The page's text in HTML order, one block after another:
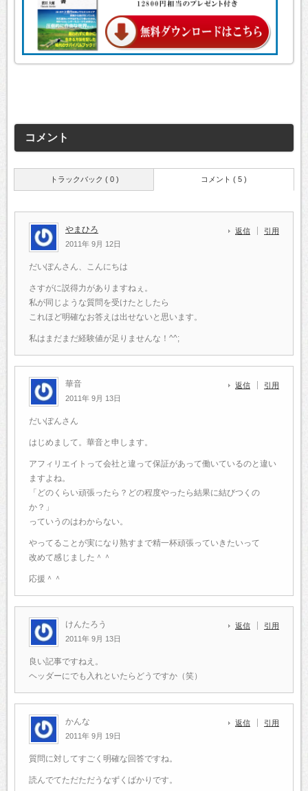
コメント
トラックバック ( 0 ) コメント ( 5 )
やまひろ
2011年 9月 12日
返信 引用
だいぽんさん、こんにちは
さすがに説得力がありますねぇ。
私が同じような質問を受けたとしたら
これほど明確なお答えは出せないと思います。
私はまだまだ経験値が足りませんな！^^;
華音
2011年 9月 13日
返信 引用
だいぽんさん
はじめまして。華音と申します。
アフィリエイトって会社と違って保証があって働いているのと違い
ますよね。
「どのくらい頑張ったら？どの程度やったら結果に結びつくの
か？」
っていうのはわからない。
やってることが実になり熟すまで精一杯頑張っていきたいって
改めて感じました＾＾
応援＾＾
けんたろう
2011年 9月 13日
返信 引用
良い記事ですねえ。
ヘッダーにでも入れといたらどうですか（笑）
かんな
2011年 9月 19日
返信 引用
質問に対してすごく明確な回答ですね。
読んでてただただうなずくばかりです。